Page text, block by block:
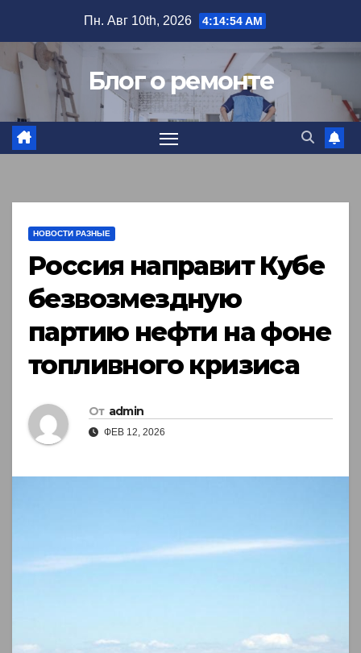
содержимому
Пн. Авг 10th, 2026 4:14:55 AM
Блог о ремонте
НОВОСТИ РАЗНЫЕ
Россия направит Кубе
безвозмездную
партию нефти на фоне
топливного кризиса
От admin
ФЕВ 12, 2026